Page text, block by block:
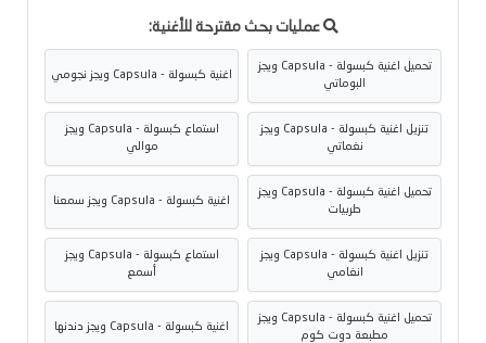
عمليات بحث مقترحة للأغنية:
تحميل اغنية كبسولة - Capsula ويجز
البوماتي
اغنية كبسولة - Capsula ويجز نجومي
تنزيل اغنية كبسولة - Capsula ويجز
نغماتي
استماع كبسولة - Capsula ويجز
موالي
تحميل اغنية كبسولة - Capsula ويجز
طربيات
اغنية كبسولة - Capsula ويجز سمعنا
تنزيل اغنية كبسولة - Capsula ويجز
انغامي
استماع كبسولة - Capsula ويجز
أسمع
تحميل اغنية كبسولة - Capsula ويجز
مطبعة دوت كوم
اغنية كبسولة - Capsula ويجز دندنها